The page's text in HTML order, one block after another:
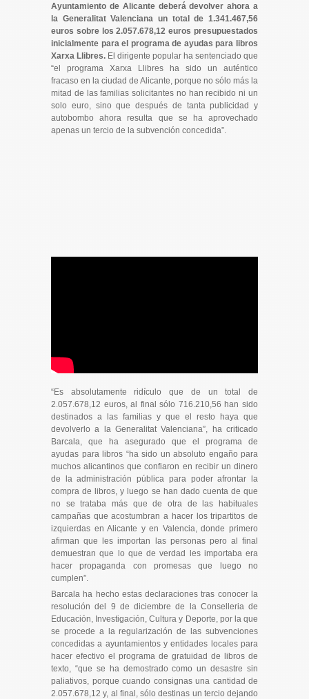
Ayuntamiento de Alicante deberá devolver ahora a
la Generalitat Valenciana un total de 1.341.467,56
euros sobre los 2.057.678,12 euros presupuestados
inicialmente para el programa de ayudas para libros
Xarxa Llibres. El dirigente popular ha sentenciado que
“el programa Xarxa Llibres ha sido un auténtico
fracaso en la ciudad de Alicante, porque no sólo más la
mitad de las familias solicitantes no han recibido ni un
solo euro, sino que después de tanta publicidad y
autobombo ahora resulta que se ha aprovechado
apenas un tercio de la subvención concedida”.
“Es absolutamente ridículo que de un total de
2.057.678,12 euros, al final sólo 716.210,56 han sido
destinados a las familias y que el resto haya que
devolverlo a la Generalitat Valenciana”, ha criticado
Barcala, que ha asegurado que el programa de
ayudas para libros “ha sido un absoluto engaño para
muchos alicantinos que confiaron en recibir un dinero
de la administración pública para poder afrontar la
compra de libros, y luego se han dado cuenta de que
no se trataba más que de otra de las habituales
campañas que acostumbran a hacer los tripartitos de
izquierdas en Alicante y en Valencia, donde primero
afirman que les importan las personas pero al final
demuestran que lo que de verdad les importaba era
hacer propaganda con promesas que luego no
cumplen”.
Barcala ha hecho estas declaraciones tras conocer la
resolución del 9 de diciembre de la Conselleria de
Educación, Investigación, Cultura y Deporte, por la que
se procede a la regularización de las subvenciones
concedidas a ayuntamientos y entidades locales para
hacer efectivo el programa de gratuidad de libros de
texto, “que se ha demostrado como un desastre sin
paliativos, porque cuando consignas una cantidad de
2.057.678,12 y, al final, sólo destinas un tercio dejando